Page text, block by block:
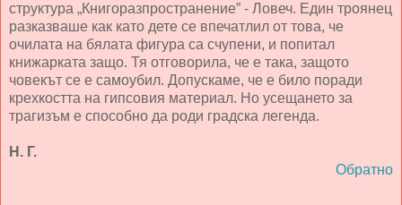
структура „Книгоразпространение” - Ловеч. Един троянец
разказваше как като дете се впечатлил от това, че
очилата на бялата фигура са счупени, и попитал
книжарката защо. Тя отговорила, че е така, защото
човекът се е самоубил. Допускаме, че е било поради
крехкостта на гипсовия материал. Но усещането за
трагизъм е способно да роди градска легенда.
Н. Г.
Обратно